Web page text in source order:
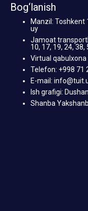
Bog‘lanish
Manzil: Toshkent
uy
Jamoat
10, 17, 19, 24, 38,
Virtual qabulxona
Telefon: +998 71
E-mail:
Ish grafigi:
Shanba